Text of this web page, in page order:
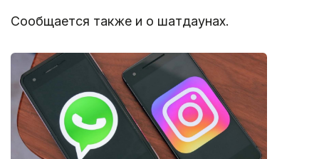
Сообщается также и о шатдаунах.